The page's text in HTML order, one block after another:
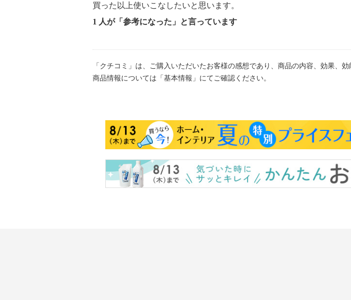
買った以上使いこなしたいと思います。
1 人が「参考になった」と言っています
「クチコミ」は、ご購入いただいたお客様の感想であり、商品の内容、効果、
商品情報については「基本情報」にてご確認ください。